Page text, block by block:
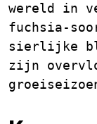
wereld in
fuchsia-
sierlijke
zijn